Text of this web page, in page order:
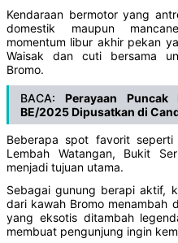
Kendaraan bermotor yang
domestik maupun
momentum libur akhir pekan
Waisak dan cuti bersama
Bromo.
BACA:Perayaan
BE/2025 Dipusatkan di
Beberapa spot favorit seperti
Lembah Watangan, Bukit
menjadi tujuan utama.
Sebagai gunung berapi aktif,
dari kawah Bromo menambah
yang eksotis ditambah
membuat pengunjung ingin